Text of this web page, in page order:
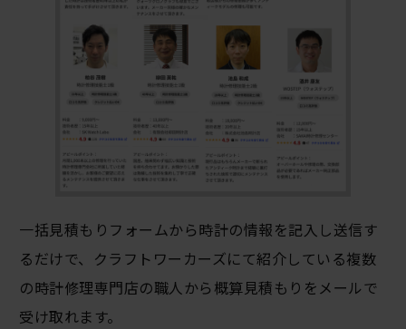
一括見積もりフォームから時計の情報を記入し送信す
るだけで、クラフトワーカーズにて紹介している複数
の時計修理専門店の職人から概算見積もりをメールで
受け取れます。